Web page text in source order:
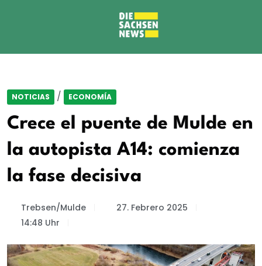
NOTICIAS / ECONOMÍA
Crece el puente de Mulde en
la autopista A14: comienza
la fase decisiva
Trebsen/Mulde
27. Febrero 2025
14:48 Uhr